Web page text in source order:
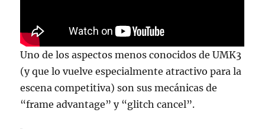
Uno de los aspectos menos conocidos de UMK3
(y que lo vuelve especialmente atractivo para la
escena competitiva) son sus mecánicas de
“frame advantage” y “glitch cancel”.